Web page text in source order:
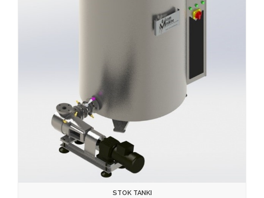
STOK TANKI